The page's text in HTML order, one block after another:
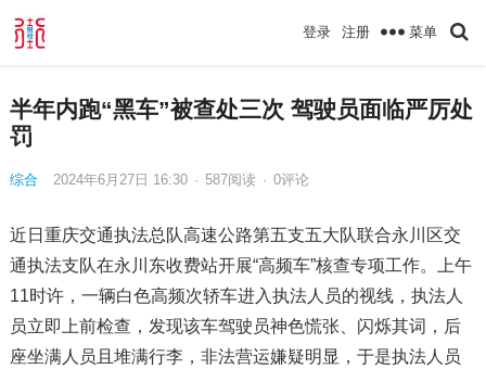
登录 注册 菜单
半年内跑“黑车”被查处三次 驾驶员面临严厉处
罚
综合 2024年6月27日 16:30 · 587阅读 · 0评论
近日重庆交通执法总队高速公路第五支五大队联合永川区交
通执法支队在永川东收费站开展“高频车”核查专项工作。上午
11时许，一辆白色高频次轿车进入执法人员的视线，执法人
员立即上前检查，发现该车驾驶员神色慌张、闪烁其词，后
座坐满人员且堆满行李，非法营运嫌疑明显，于是执法人员